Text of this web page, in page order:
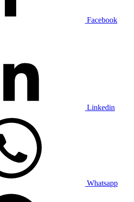
Facebook
Linkedin
Whatsapp